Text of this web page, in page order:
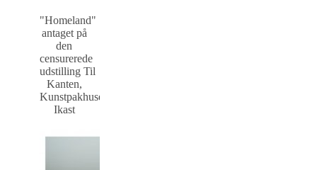
"Homeland"
antaget på
den
censurerede
udstilling Til
Kanten,
Kunstpakhuset,
Ikast